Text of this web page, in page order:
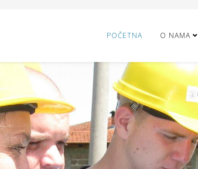
POČETNA O NAMA